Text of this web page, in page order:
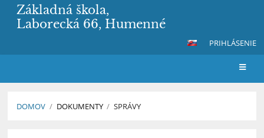
Základná škola,
Laborecká 66, Humenné
PRIHLÁSENIE
DOMOV / DOKUMENTY / SPRÁVY